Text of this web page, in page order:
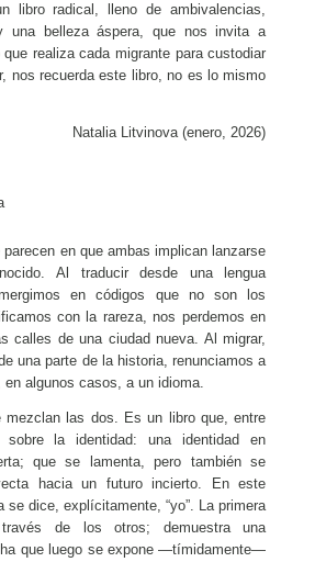
libro radical, lleno de ambivalencias,
una belleza áspera, que nos invita a
realiza cada migrante para custodiar
nos recuerda este libro, no es lo mismo
Natalia Litvinova (enero, 2026)
en que ambas implican lanzarse
Al traducir desde una lengua
en códigos que no son los
con la rareza, nos perdemos en
calles de una ciudad nueva. Al migrar,
una parte de la historia, renunciamos a
en algunos casos, a un idioma.
mezclan las dos. Es un libro que, entre
la identidad: una identidad en
que se lamenta, pero también se
hacia un futuro incierto. En este
se dice, explícitamente, “yo”. La primera
de los otros; demuestra una
que luego se expone —tímidamente—